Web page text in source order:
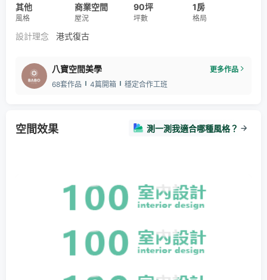
其他
風格
商業空間
屋況
90坪
坪數
1房
格局
設計理念 港式復古
八寶空間美學
更多作品
68套作品
4篇開箱 穩定合作工班
空間效果 測一測我適合哪種風格？